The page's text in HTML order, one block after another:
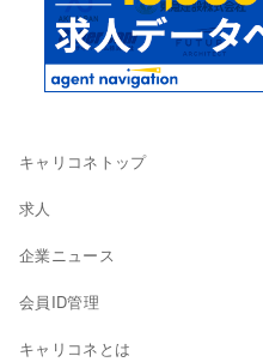
キャリコネトップ
求人
企業ニュース
会員ID管理
キャリコネとは